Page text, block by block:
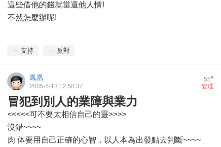
這些借他的錢就當還他人情!
不然怎麼辦呢!
支持 反對
55#
鳳凰
管理
2005-5-13 12:58:37
冒犯到別人的業障與業力
<<<<<可不要太相信自己的靈>>>>
沒錯~~~~
肉 体要用自己正確的心智，以人本為出發點去判斷~~~~